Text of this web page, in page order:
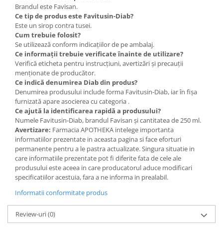
Brandul este Favisan.
Ce tip de produs este Favitusin-Diab?
Este un sirop contra tusei.
Cum trebuie folosit?
Se utilizează conform indicațiilor de pe ambalaj.
Ce informații trebuie verificate înainte de utilizare?
Verifică eticheta pentru instrucțiuni, avertizări și precauții
menționate de producător.
Ce indică denumirea Diab din produs?
Denumirea produsului include forma Favitusin-Diab, iar în fișa
furnizată apare asocierea cu categoria .
Ce ajută la identificarea rapidă a produsului?
Numele Favitusin-Diab, brandul Favisan și cantitatea de 250 ml.
Avertizare: Farmacia APOTHEKA intelege importanta
informatiilor prezentate in aceasta pagina si face eforturi
permanente pentru a le pastra actualizate. Singura situatie in
care informatiile prezentate pot fi diferite fata de cele ale
produsului este aceea in care producatorul aduce modificari
specificatiilor acestuia, fara a ne informa in prealabil.
Informatii conformitate produs
Review-uri(0)